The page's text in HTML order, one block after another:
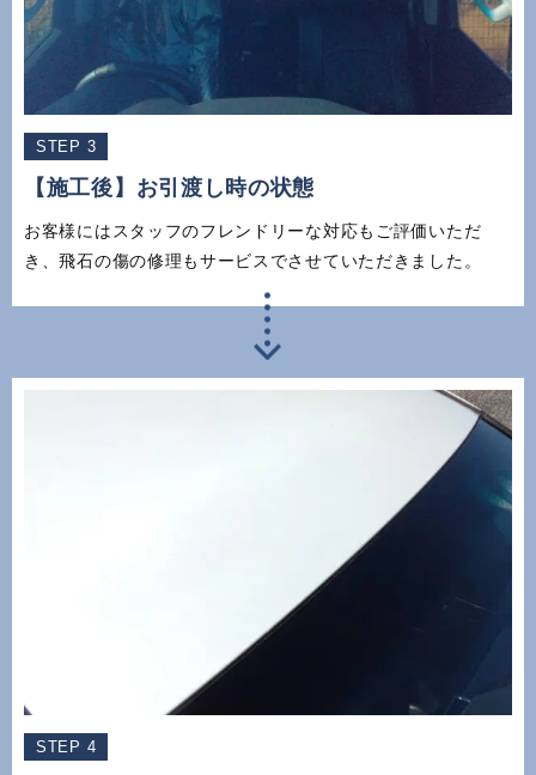
STEP 3
【施工後】お引渡し時の状態
お客様にはスタッフのフレンドリーな対応もご評価いただ
き、飛石の傷の修理もサービスでさせていただきました。
STEP 4